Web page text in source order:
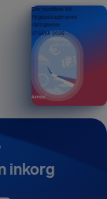
inkorg
Din handbok till
flygpassagerares
rättigheter
UTGÅVA 2026